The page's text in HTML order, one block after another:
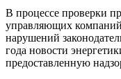
В процессе проверки
управляющих
нарушений
года новости
предоставленную